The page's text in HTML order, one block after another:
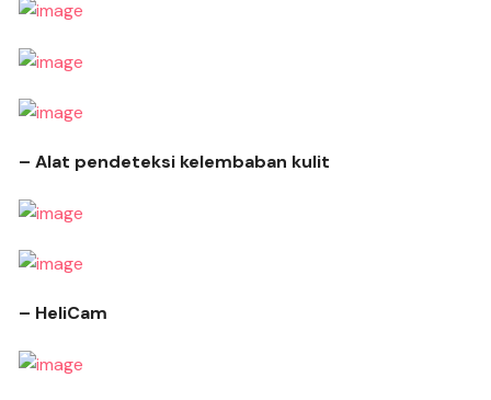
– Alat pendeteksi kelembaban kulit
– HeliCam